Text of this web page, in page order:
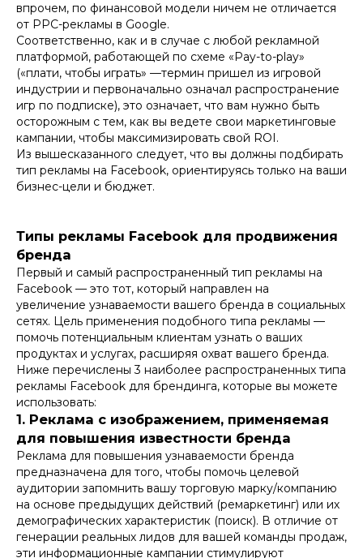
впрочем, по финансовой модели ничем не отличается
от PPC-рекламы в Google.
Соответственно, как и в случае с любой рекламной
платформой, работающей по схеме «Pay-to-play»
(«плати, чтобы играть» —термин пришел из игровой
индустрии и первоначально означал распространение
игр по подписке), это означает, что вам нужно быть
осторожным с тем, как вы ведете свои маркетинговые
кампании, чтобы максимизировать свой ROI.
Из вышесказанного следует, что вы должны подбирать
тип рекламы на Facebook, ориентируясь только на ваши
бизнес-цели и бюджет.
Типы рекламы Facebook для продвижения
бренда
Первый и самый распространенный тип рекламы на
Facebook — это тот, который направлен на
увеличение узнаваемости вашего бренда в социальных
сетях. Цель применения подобного типа рекламы —
помочь потенциальным клиентам узнать о ваших
продуктах и услугах, расширяя охват вашего бренда.
Ниже перечислены 3 наиболее распространенных типа
рекламы Facebook для брендинга, которые вы можете
использовать:
1. Реклама с изображением, применяемая
для повышения известности бренда
Реклама для повышения узнаваемости бренда
предназначена для того, чтобы помочь целевой
аудитории запомнить вашу торговую марку/компанию
на основе предыдущих действий (ремаркетинг) или их
демографических характеристик (поиск). В отличие от
генерации реальных лидов для вашей команды продаж,
эти информационные кампании стимулируют